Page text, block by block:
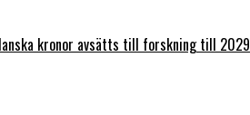
kronor avsätts till forskning till 2029